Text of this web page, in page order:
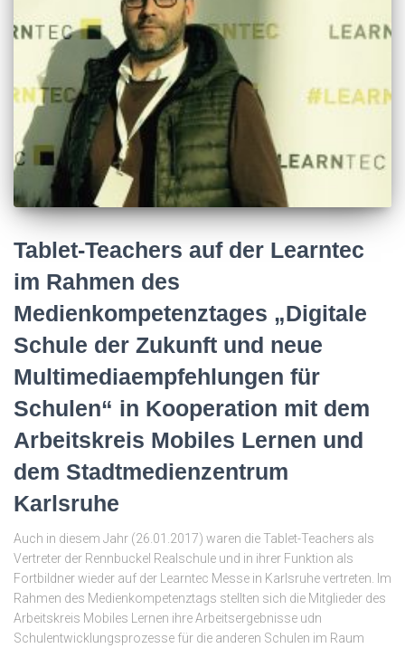
Tablet-Teachers auf der Learntec
im Rahmen des
Medienkompetenztages „Digitale
Schule der Zukunft und neue
Multimediaempfehlungen für
Schulen“ in Kooperation mit dem
Arbeitskreis Mobiles Lernen und
dem Stadtmedienzentrum
Karlsruhe
Auch in diesem Jahr (26.01.2017) waren die Tablet-Teachers als
Vertreter der Rennbuckel Realschule und in ihrer Funktion als
Fortbildner wieder auf der Learntec Messe in Karlsruhe vertreten. Im
Rahmen des Medienkompetenztags stellten sich die Mitglieder des
Arbeitskreis Mobiles Lernen ihre Arbeitsergebnisse udn
Schulentwicklungsprozesse für die anderen Schulen im Raum